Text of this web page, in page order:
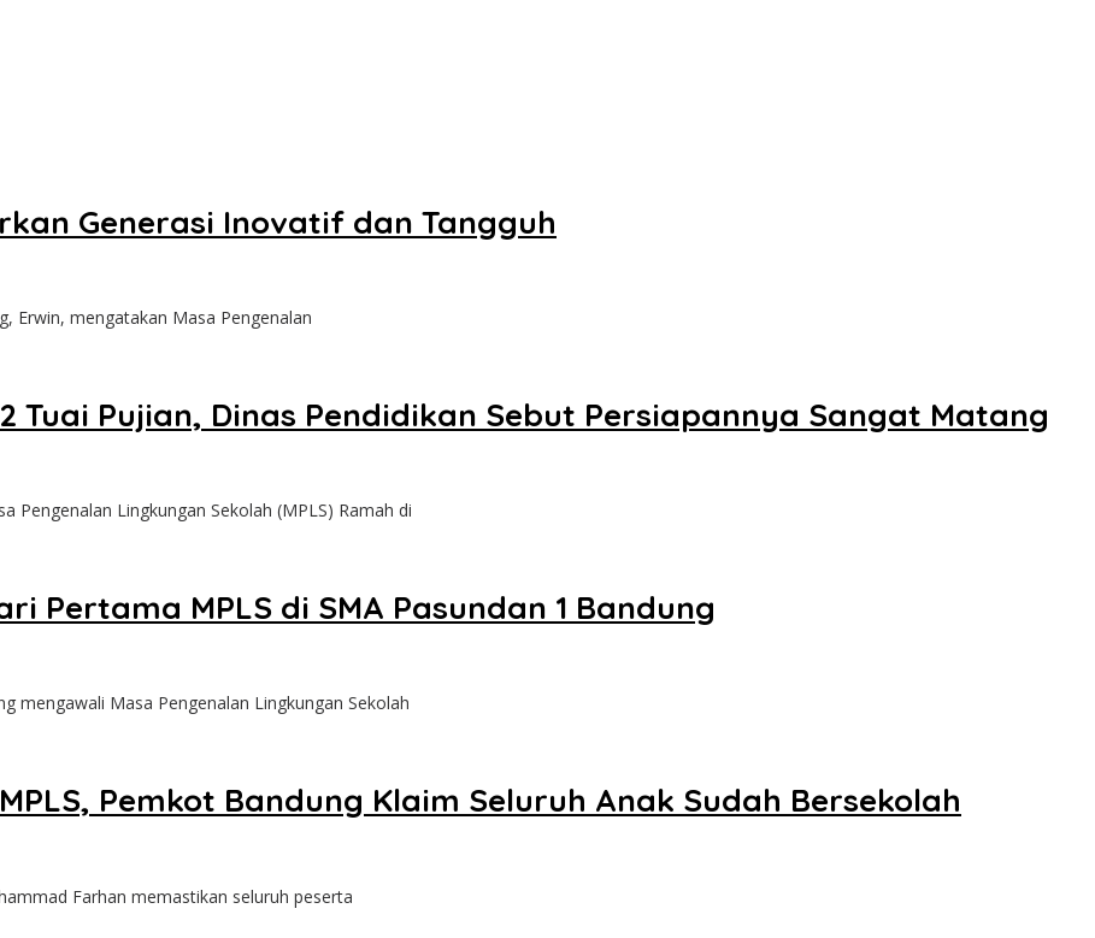
Generasi Inovatif dan Tangguh
Erwin, mengatakan Masa Pengenalan
Tuai Pujian, Dinas Pendidikan Sebut Persiapannya Sangat Matang
Pengenalan Lingkungan Sekolah (MPLS) Ramah di
Pertama MPLS di SMA Pasundan 1 Bandung
mengawali Masa Pengenalan Lingkungan Sekolah
Pemkot Bandung Klaim Seluruh Anak Sudah Bersekolah
Farhan memastikan seluruh peserta